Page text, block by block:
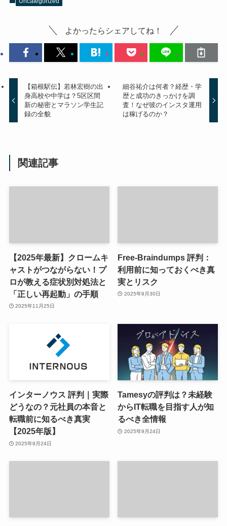
よかったらシェアしてね！
【箱根駅伝】若林宏樹の出
身高校や中学は？5区区間
新の秘密とマラソン学生記
録の全貌
細谷祐介は何者？経歴・学
歴と成功のきっかけを調
査！なぜ彼のインスタ運用
は稼げるのか？
関連記事
【2025年最新】クロームキ
ャストがつながらない！プ
ロが教える症状別対処法と
「正しい再起動」の手順
2025年11月25日
Free-Braindumps 評判：
利用前に知っておくべき真
実とリスク
2025年9月30日
インターノウス 評判｜実際
どうなの？元社員の本音と
転職前に知るべき真実
【2025年版】
2025年9月24日
Tamesyの評判は？未経験
からIT転職を目指す人が知
るべき全情報
2025年9月24日